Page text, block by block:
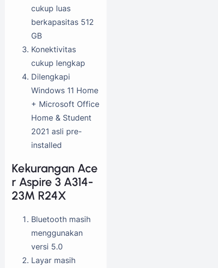
cukup luas
berkapasitas 512
GB
Konektivitas
cukup lengkap
Dilengkapi
Windows 11 Home
+ Microsoft Office
Home & Student
2021 asli pre-
installed
Kekurangan Ace
r Aspire 3 A314-
23M R24X
Bluetooth masih
menggunakan
versi 5.0
Layar masih